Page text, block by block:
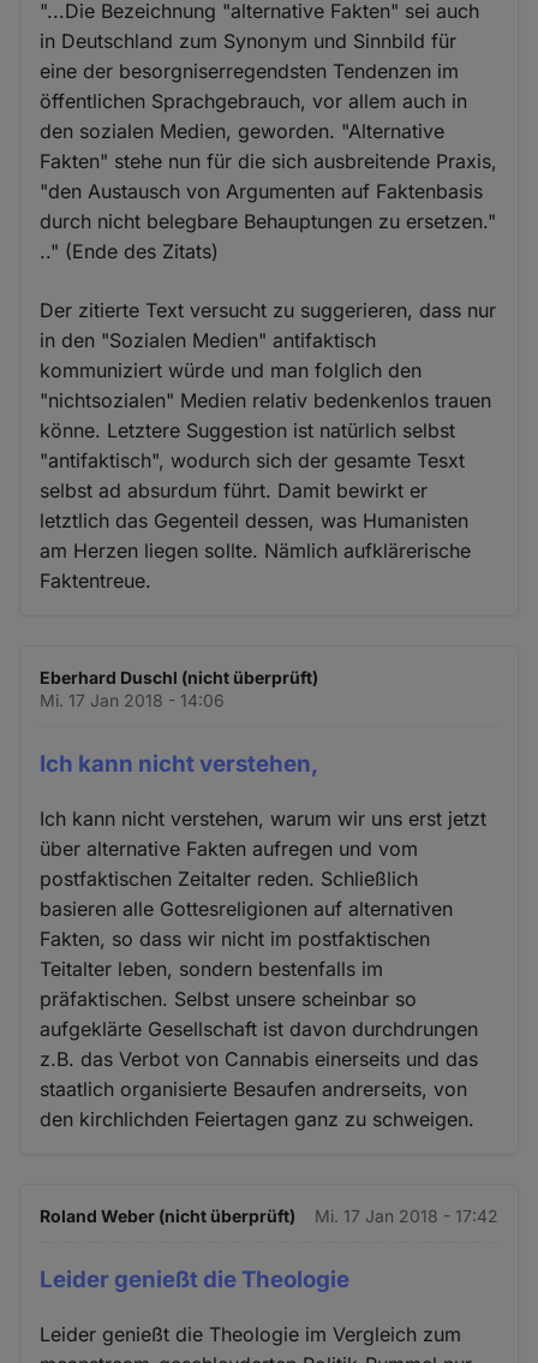
"...Die Bezeichnung "alternative Fakten" sei auch
in Deutschland zum Synonym und Sinnbild für
eine der besorgniserregendsten Tendenzen im
öffentlichen Sprachgebrauch, vor allem auch in
den sozialen Medien, geworden. "Alternative
Fakten" stehe nun für die sich ausbreitende Praxis,
"den Austausch von Argumenten auf Faktenbasis
durch nicht belegbare Behauptungen zu ersetzen."
.." (Ende des Zitats)
Der zitierte Text versucht zu suggerieren, dass nur
in den "Sozialen Medien" antifaktisch
kommuniziert würde und man folglich den
"nichtsozialen" Medien relativ bedenkenlos trauen
könne. Letztere Suggestion ist natürlich selbst
"antifaktisch", wodurch sich der gesamte Tesxt
selbst ad absurdum führt. Damit bewirkt er
letztlich das Gegenteil dessen, was Humanisten
am Herzen liegen sollte. Nämlich aufklärerische
Faktentreue.
Eberhard Duschl (nicht überprüft)
Mi. 17 Jan 2018 - 14:06
Ich kann nicht verstehen,
Ich kann nicht verstehen, warum wir uns erst jetzt
über alternative Fakten aufregen und vom
postfaktischen Zeitalter reden. Schließlich
basieren alle Gottesreligionen auf alternativen
Fakten, so dass wir nicht im postfaktischen
Teitalter leben, sondern bestenfalls im
präfaktischen. Selbst unsere scheinbar so
aufgeklärte Gesellschaft ist davon durchdrungen
z.B. das Verbot von Cannabis einerseits und das
staatlich organisierte Besaufen andrerseits, von
den kirchlichden Feiertagen ganz zu schweigen.
Roland Weber (nicht überprüft) Mi. 17 Jan 2018 - 17:42
Leider genießt die Theologie
Leider genießt die Theologie im Vergleich zum